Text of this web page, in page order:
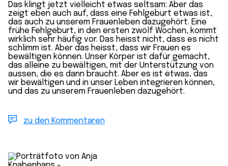
Das klingt jetzt vielleicht etwas seltsam: Aber das
zeigt eben auch auf, dass eine Fehlgeburt etwas ist,
das auch zu unserem Frauenleben dazugehört. Eine
frühe Fehlgeburt, in den ersten zwölf Wochen, kommt
wirklich sehr häufig vor. Das heisst nicht, dass es nicht
schlimm ist. Aber das heisst, dass wir Frauen es
bewältigen können. Unser Körper ist dafür gemacht,
das alleine zu bewältigen, mit der Unterstützung von
aussen, die es dann braucht. Aber es ist etwas, das
wir bewältigen und in unser Leben integrieren können,
und das zu unserem Frauenleben dazugehört.
zu den Kommentaren